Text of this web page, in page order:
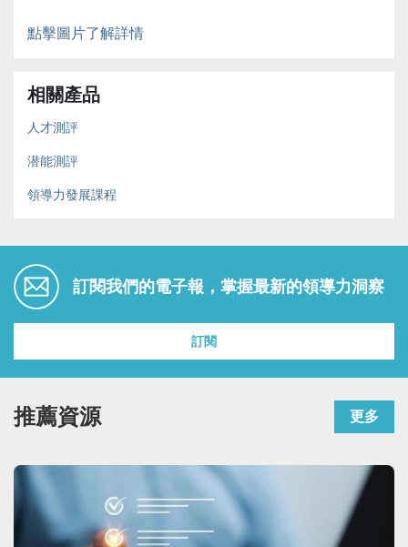
點擊圖片了解詳情
相關產品
人才測評
潜能測評
領導力發展課程
訂閱我們的電子報，掌握最新的領導力洞察
訂閱
推薦資源 更多